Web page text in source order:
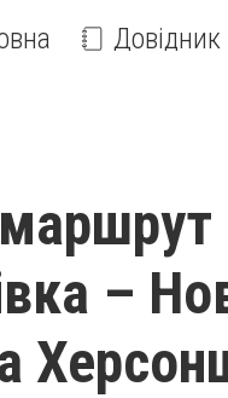
Довідник
–